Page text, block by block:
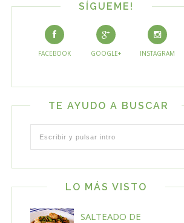
SÍGUEME!
FACEBOOK GOOGLE+ INSTAGRAM
TE AYUDO A BUSCAR
LO MÁS VISTO
SALTEADO DE